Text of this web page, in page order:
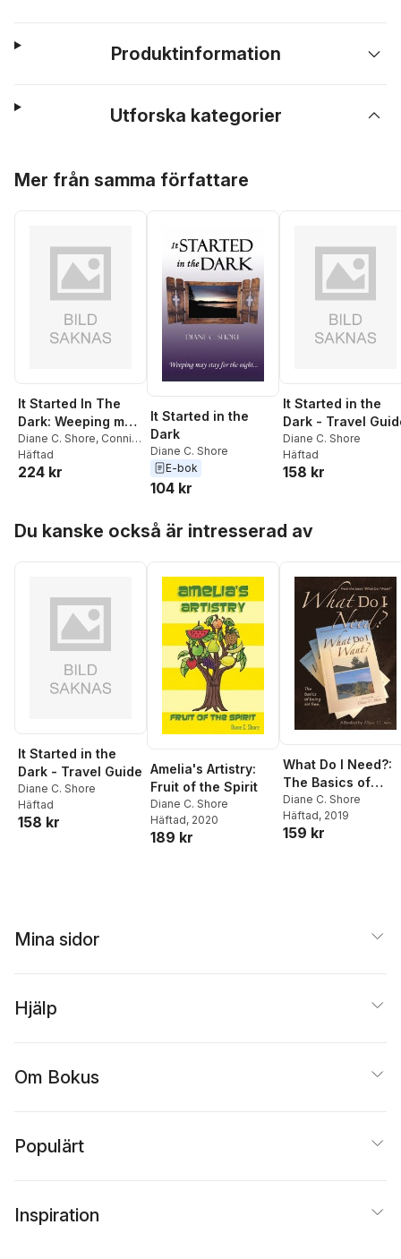
Produktinformation
Utforska kategorier
Mer från samma författare
It Started In The
Dark: Weeping may
stay for the night
Diane C. Shore, Connie
Dixon
Häftad
224 kr
It Started in the
Dark
Diane C. Shore
E-bok
104 kr
It Started in the
Dark - Travel
Diane C. Shore
Häftad
158 kr
Du kanske också är intresserad av
It Started in the
Dark - Travel Guide
Diane C. Shore
Häftad
158 kr
Amelia's Artistry:
Fruit of the Spirit
Diane C. Shore
Häftad, 2020
189 kr
What Do I Need?:
The Basics of
Being Set Free
Diane C. Shore
Häftad, 2019
159 kr
Mina sidor
Hjälp
Om Bokus
Populärt
Inspiration